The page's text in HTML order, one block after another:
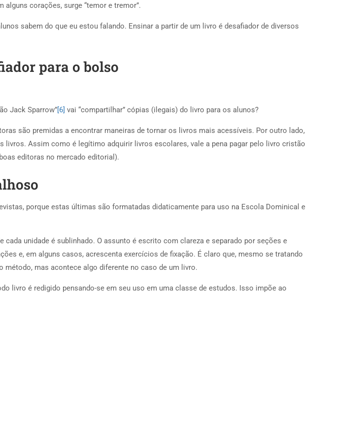
corações, surge “temor e tremor”.
sabem do que eu estou falando. Ensinar a partir de um livro é desafiador de diversos
para o bolso
Jack Sparrow”[6] vai “compartilhar” cópias (ilegais) do livro para os alunos?
são premidas a encontrar maneiras de tornar os livros mais acessíveis. Por outro lado,
Assim como é legítimo adquirir livros escolares, vale a pena pagar pelo livro cristão
editoras no mercado editorial).
porque estas últimas são formatadas didaticamente para uso na Escola Dominical e
unidade é sublinhado. O assunto é escrito com clareza e separado por seções e
e, em alguns casos, acrescenta exercícios de fixação. É claro que, mesmo se tratando
mas acontece algo diferente no caso de um livro.
livro é redigido pensando-se em seu uso em uma classe de estudos. Isso impõe ao